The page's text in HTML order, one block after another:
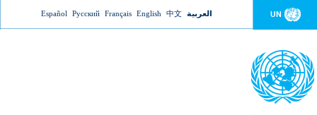
Jump to navigation UN العربية 中文
English
Français
Русский
Español